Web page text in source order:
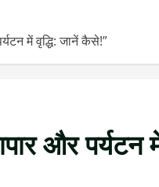
में वृद्धि: जानें कैसे!”
और पर्यटन